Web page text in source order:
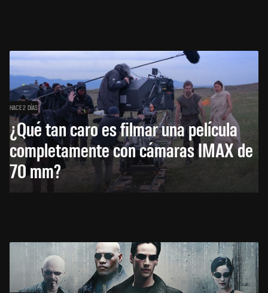
HACE 2 DÍAS
¿Qué tan caro es filmar una película
completamente con cámaras IMAX de
70 mm?